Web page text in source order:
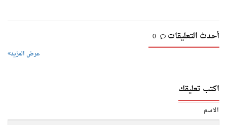
أحدث التعليقات 0
عرض المزيد
اكتب تعليقك
الاسم